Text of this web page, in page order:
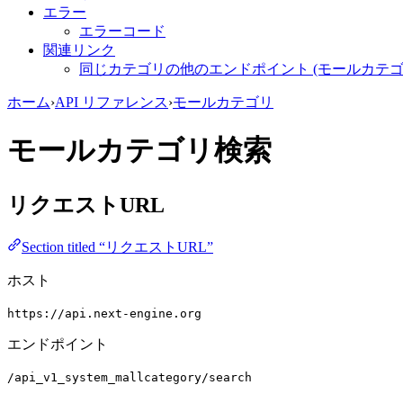
エラー
エラーコード
関連リンク
同じカテゴリの他のエンドポイント (モールカテ
ホーム›API リファレンス›モールカテゴリ
モールカテゴリ検索
リクエストURL
Section titled “リクエストURL”
ホスト
https://api.next-engine.org
エンドポイント
/api_v1_system_mallcategory/search